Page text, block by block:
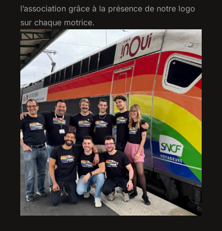
l’association grâce à la présence de notre logo
sur chaque motrice.